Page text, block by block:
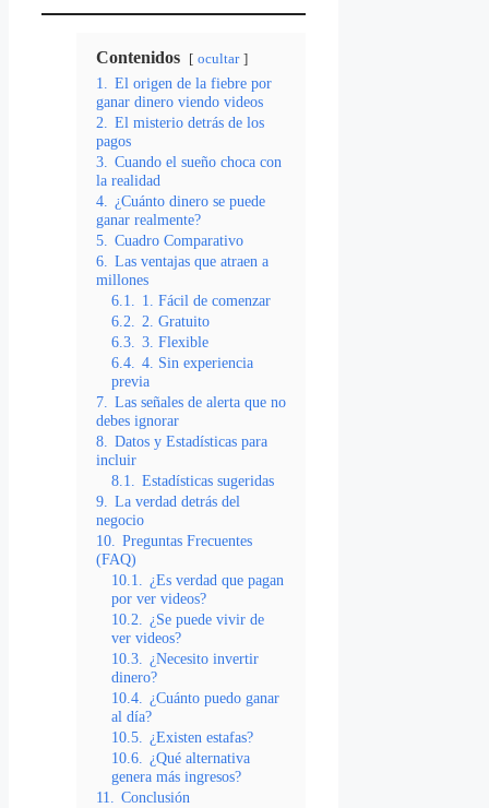
Contenidos ocultar
1.
El origen de la fiebre por
ganar dinero viendo videos
2.
El misterio detrás de los
pagos
3.
Cuando el sueño choca con
la realidad
4.
¿Cuánto dinero se puede
ganar realmente?
5.
Cuadro Comparativo
6.
Las ventajas que atraen a
millones
6.1.
1. Fácil de comenzar
6.2.
2. Gratuito
6.3.
3. Flexible
6.4.
4. Sin experiencia
previa
7.
Las señales de alerta que no
debes ignorar
8.
Datos y Estadísticas para
incluir
8.1.
Estadísticas sugeridas
9.
La verdad detrás del
negocio
10.
Preguntas Frecuentes
(FAQ)
10.1.
¿Es verdad que pagan
por ver videos?
10.2.
¿Se puede vivir de
ver videos?
10.3.
¿Necesito invertir
dinero?
10.4.
¿Cuánto puedo ganar
al día?
10.5.
¿Existen estafas?
10.6.
¿Qué alternativa
genera más ingresos?
11.
Conclusión